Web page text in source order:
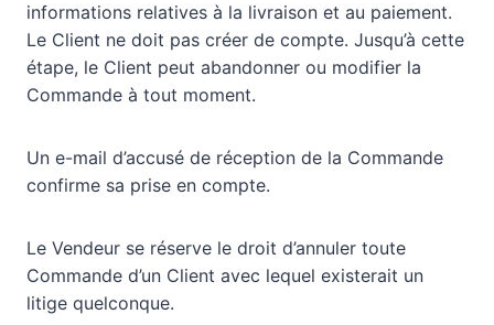
informations relatives à la livraison et au paiement.
Le Client ne doit pas créer de compte. Jusqu’à cette
étape, le Client peut abandonner ou modifier la
Commande à tout moment.
Un e-mail d’accusé de réception de la Commande
confirme sa prise en compte.
Le Vendeur se réserve le droit d’annuler toute
Commande d’un Client avec lequel existerait un
litige quelconque.